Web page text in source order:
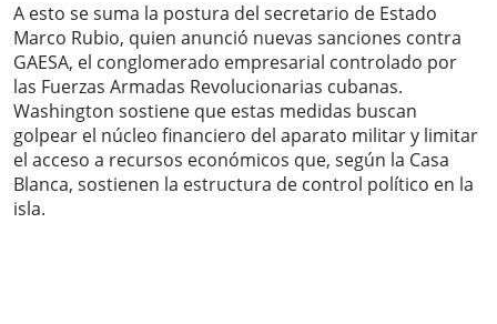
A esto se suma la postura del secretario de Estado
Marco Rubio, quien anunció nuevas sanciones contra
GAESA, el conglomerado empresarial controlado por
las Fuerzas Armadas Revolucionarias cubanas.
Washington sostiene que estas medidas buscan
golpear el núcleo financiero del aparato militar y limitar
el acceso a recursos económicos que, según la Casa
Blanca, sostienen la estructura de control político en la
isla.